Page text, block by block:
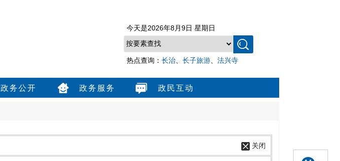
今天是2026年8月9日 星期日
热点查询： 长治 长子旅游 法兴寺
政务公开 政务服务 政民互动
关闭